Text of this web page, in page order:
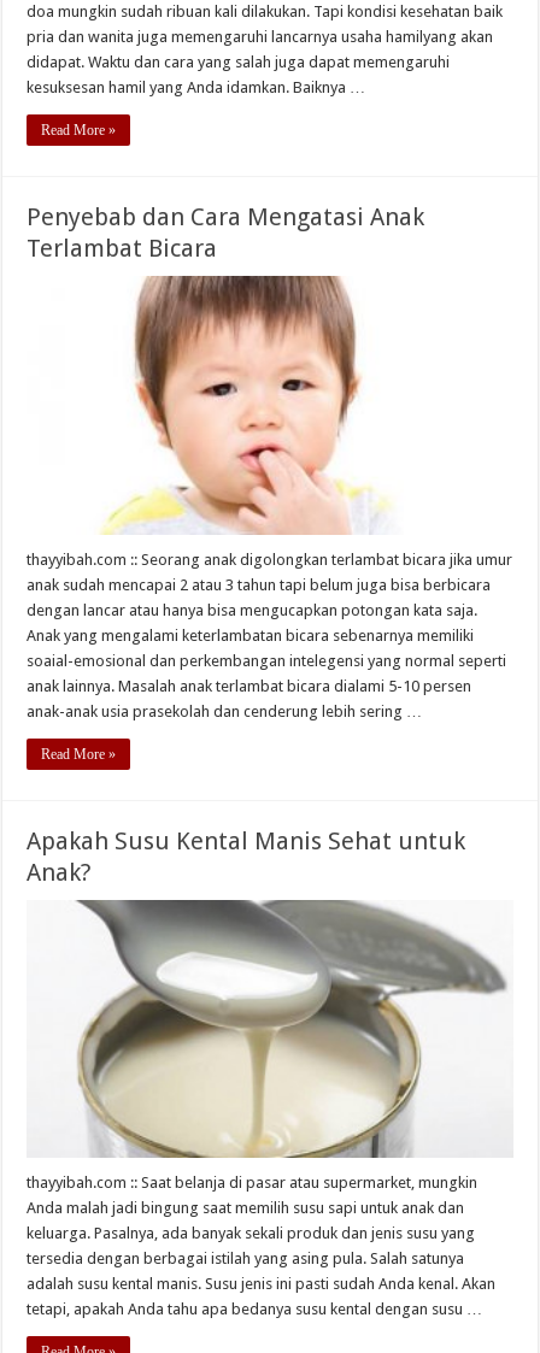
doa mungkin sudah ribuan kali dilakukan. Tapi kondisi kesehatan baik
pria dan wanita juga memengaruhi lancarnya usaha hamilyang akan
didapat. Waktu dan cara yang salah juga dapat memengaruhi
kesuksesan hamil yang Anda idamkan. Baiknya …
Read More »
Penyebab dan Cara Mengatasi Anak
Terlambat Bicara
thayyibah.com :: Seorang anak digolongkan terlambat bicara jika umur
anak sudah mencapai 2 atau 3 tahun tapi belum juga bisa berbicara
dengan lancar atau hanya bisa mengucapkan potongan kata saja.
Anak yang mengalami keterlambatan bicara sebenarnya memiliki
soaial-emosional dan perkembangan intelegensi yang normal seperti
anak lainnya. Masalah anak terlambat bicara dialami 5-10 persen
anak-anak usia prasekolah dan cenderung lebih sering …
Read More »
Apakah Susu Kental Manis Sehat untuk
Anak?
thayyibah.com :: Saat belanja di pasar atau supermarket, mungkin
Anda malah jadi bingung saat memilih susu sapi untuk anak dan
keluarga. Pasalnya, ada banyak sekali produk dan jenis susu yang
tersedia dengan berbagai istilah yang asing pula. Salah satunya
adalah susu kental manis. Susu jenis ini pasti sudah Anda kenal. Akan
tetapi, apakah Anda tahu apa bedanya susu kental dengan susu …